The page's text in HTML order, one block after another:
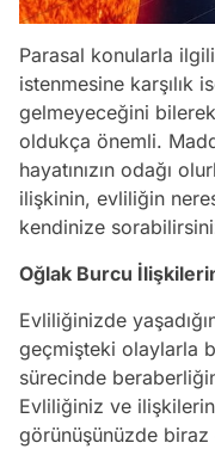
Parasal konularla
istenmesine karşılık
gelmeyeceğini
oldukça önemli.
hayatınızın odağı
ilişkinin, evliliğin
kendinize
Oğlak Burcu
Evliliğinizde
geçmişteki olaylarla
sürecinde
Evliliğiniz ve
görünüşünüzde biraz